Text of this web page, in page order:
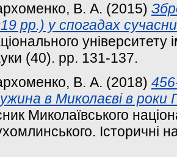
В. А. (2015)
рр.) у спогадах
(40). pp. 131-137.
В. А. (2018)
в Миколаєві в роки
Миколаївського
Історичні